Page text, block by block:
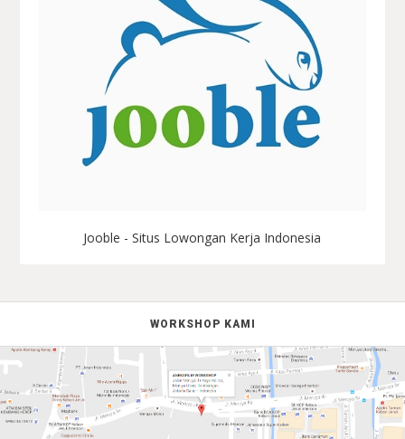
Jooble - Situs Lowongan Kerja Indonesia
WORKSHOP KAMI